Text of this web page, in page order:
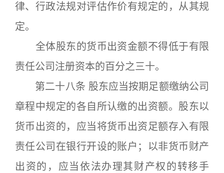
律、行政法规对评估作价有规定的，从其规
定。
全体股东的货币出资金额不得低于有限
责任公司注册资本的百分之三十。
第二十八条 股东应当按期足额缴纳公司
章程中规定的各自所认缴的出资额。股东以
货币出资的，应当将货币出资足额存入有限
责任公司在银行开设的账户；以非货币财产
出资的，应当依法办理其财产权的转移手